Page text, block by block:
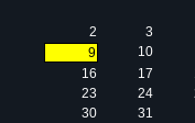
2
3
9
10
16
17
23
24
30
31